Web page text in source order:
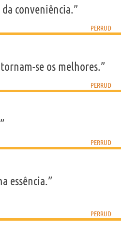
conveniência.”
PERRUD
se os melhores.”
PERRUD
PERRUD
essência.”
PERRUD